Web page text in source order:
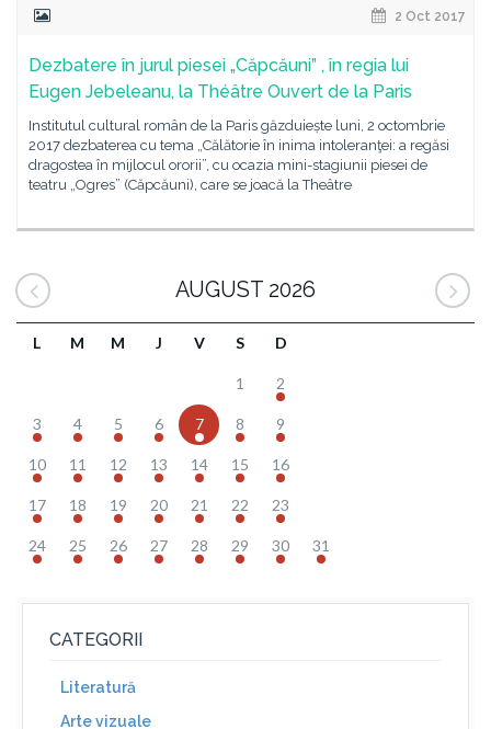
2 Oct 2017
Dezbatere în jurul piesei „Căpcăuni” , în regia lui
Eugen Jebeleanu, la Théâtre Ouvert de la Paris
Institutul cultural român de la Paris găzduiește luni, 2 octombrie
2017 dezbaterea cu tema „Călătorie în inima intoleranţei: a regăsi
dragostea în mijlocul ororii”, cu ocazia mini-stagiunii piesei de
teatru „Ogres” (Căpcăuni), care se joacă la Theâtre
AUGUST 2026
L M M J V S D
1 2
3 4 5 6 7 8 9
10 11 12 13 14 15 16
17 18 19 20 21 22 23
24 25 26 27 28 29 30 31
CATEGORII
Literatură
Arte vizuale